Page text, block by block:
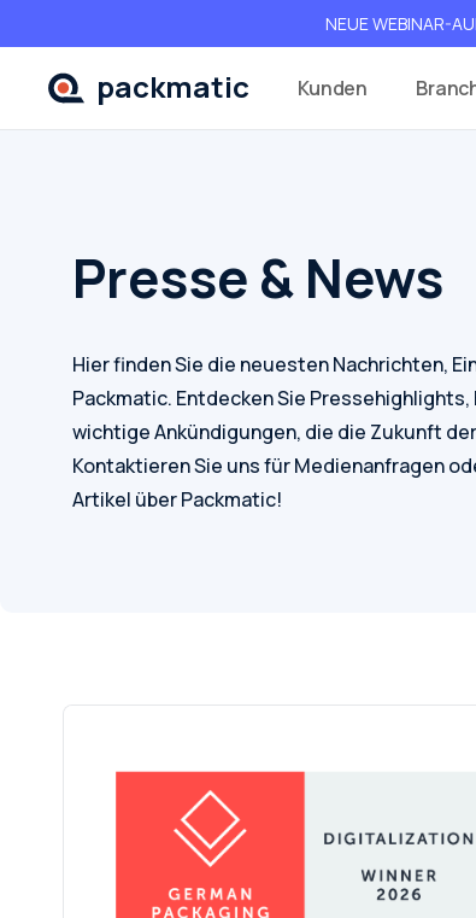
NEUE WEBINAR-
packmatic Kunden
Presse & News
Hier finden Sie die neuesten Nachrichten,
Packmatic. Entdecken Sie
wichtige Ankündigungen, die die Zukunft
Kontaktieren Sie uns für Medienanfragen
Artikel über Packmatic!